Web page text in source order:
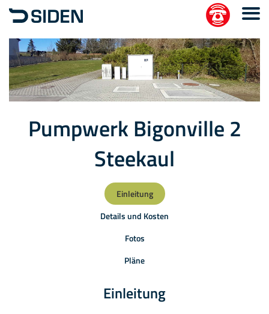
Pumpwerk Bigonville 2
Steekaul
Einleitung
Details und Kosten
Fotos
Pläne
Einleitung